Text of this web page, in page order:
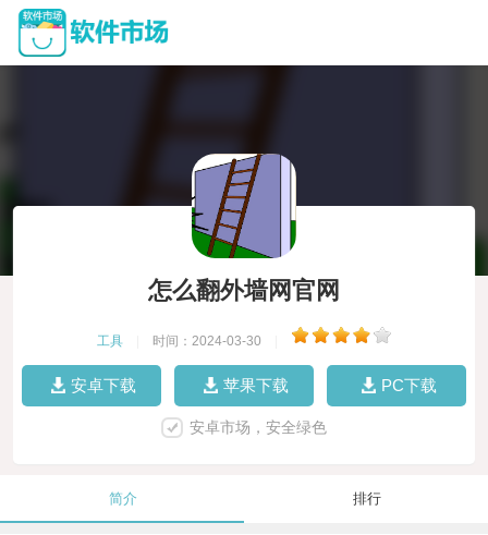
怎么翻外墙网官网
工具 时间：2024-03-30
安卓下载 苹果下载 PC下载
安卓市场，安全绿色
简介 排行